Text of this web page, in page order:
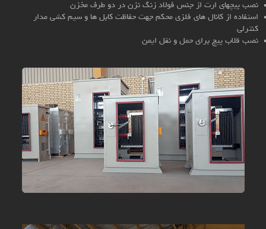
نصب پیچهای ارت از جنس فولاد زنگ نزن در دو طرف مخزن
استفاده از کانال های فلزی محکم جهت حفاظت کابل ها و سیم کشی مدار
کنترلی
نصب قلاب پیچ برای حمل و نقل ایمن